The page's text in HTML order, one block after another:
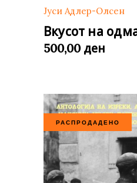
Јуси Адлер-Олсен
Вкусот на
500,00 ден
РАСПРОДАДЕНО